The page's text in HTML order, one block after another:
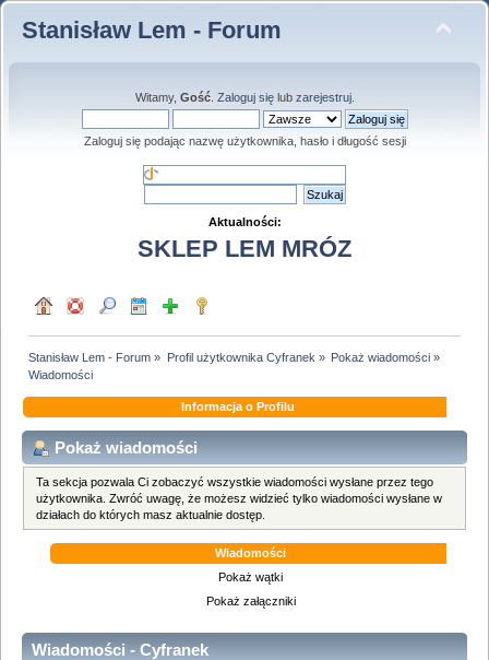
Stanisław Lem - Forum
Witamy, Gość. Zaloguj sięlub zarejestruj.
Zaloguj się podając nazwę użytkownika, hasło i długość sesji
Aktualności:
SKLEP LEM MRÓZ
Stanisław Lem - Forum » Profil użytkownika Cyfranek » Pokaż wiadomości»
Wiadomości
Informacja o Profilu
Pokaż wiadomości
Ta sekcja pozwala Ci zobaczyć wszystkie wiadomości wysłane przez tego
użytkownika. Zwróć uwagę, że możesz widzieć tylko wiadomości wysłane w
działach do których masz aktualnie dostęp.
Wiadomości
Pokaż wątki
Pokaż załączniki
Wiadomości - Cyfranek